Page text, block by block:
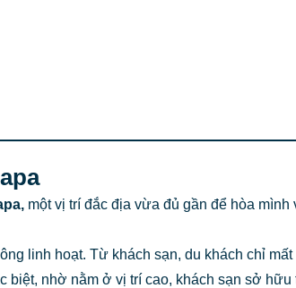
một vị trí đắc địa vừa đủ gần để hòa
linh hoạt. Từ khách sạn, du khách chỉ
nhờ nằm ở vị trí cao, khách sạn sở